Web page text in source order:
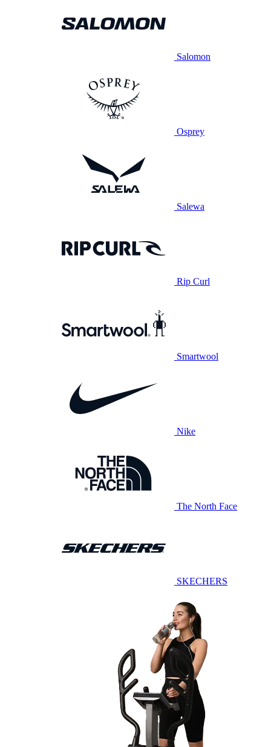
Salomon
Osprey
Salewa
Rip Curl
Smartwool
Nike
The North Face
SKECHERS